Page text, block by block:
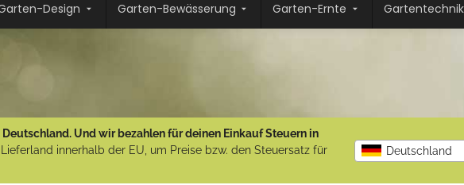
Design Garten-Bewässerung Garten-Ernte Gartentechnik
Und wir bezahlen für deinen Einkauf Steuern in
innerhalb der EU, um Preise bzw. den Steuersatz für
Deutschland